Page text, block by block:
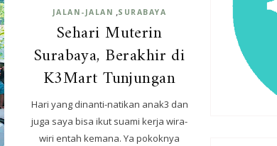
JALAN-JALAN SURABAYA
Sehari Muterin
Surabaya, Berakhir di
K3Mart Tunjungan
Hari yang dinanti-natikan anak3 dan
juga saya bisa ikut suami kerja wira-
wiri entah kemana. Ya pokoknya